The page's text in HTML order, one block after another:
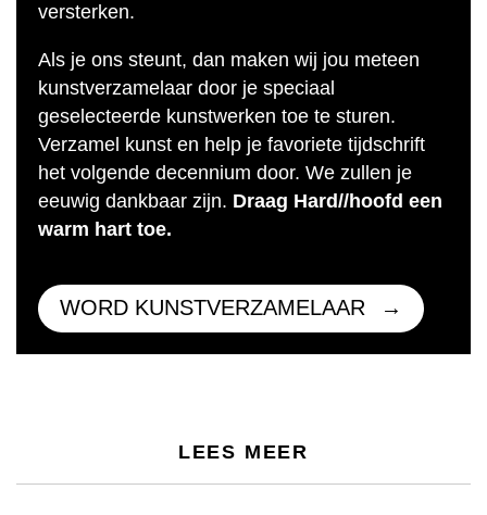
versterken.
Als je ons steunt, dan maken wij jou meteen
kunstverzamelaar door je speciaal
geselecteerde kunstwerken toe te sturen.
Verzamel kunst en help je favoriete tijdschrift
het volgende decennium door. We zullen je
eeuwig dankbaar zijn. Draag Hard//hoofd een
warm hart toe.
WORD KUNSTVERZAMELAAR
LEES MEER